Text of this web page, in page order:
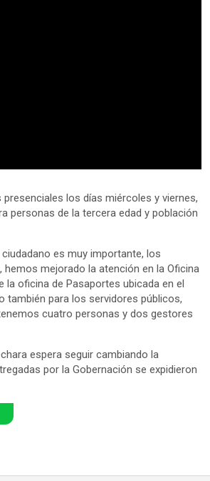
los días miércoles y viernes,
personas de la tercera edad y población
es muy importante, los
mejorado la atención en la Oficina
la oficina de Pasaportes ubicada en el
también para los servidores públicos,
cuatro personas y dos gestores
espera seguir cambiando la
por la Gobernación se expidieron